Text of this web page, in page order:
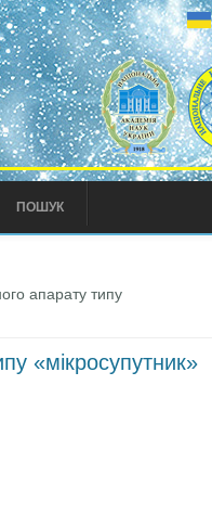
ПОШУК
апарату типу
«мікросупутник»